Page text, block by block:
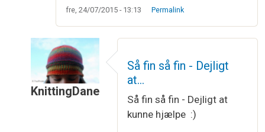
fre, 24/07/2015 - 13:13 Permalink
KnittingDane
Så lykkedes det at strikke en
Så fin så fin - Dejligt
at…
Så fin så fin - Dejligt at
kunne hjælpe :)